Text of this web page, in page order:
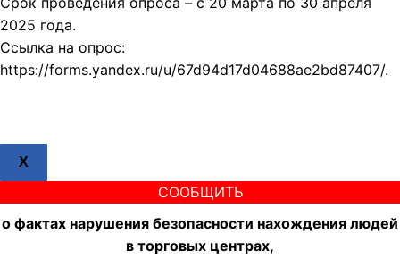
2025 года.
Ссылка на опрос:
https://forms.yandex.ru/u/67d94d17d04688ae2bd87407/.
X
СООБЩИТЬ
о фактах нарушения безопасности нахождения людей
в торговых центрах,